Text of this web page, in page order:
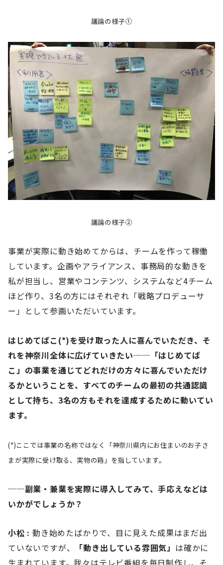
議論の様子①
議論の様子②
事業が実際に動き始めてからは、チームを作って稼働
しています。企画やアライアンス、事務局的な動きを
私が担当し、営業やコンテンツ、システムなど4チーム
ほど作り、3名の方にはそれぞれ「戦略プロデューサ
ー」として参画いただいています。
はじめてばこ(*)を受け取った人に喜んでいただき、そ
れを神奈川全体に広げていきたい──「はじめてば
こ」の事業を通じてどれだけの方々に喜んでいただけ
るかということを、すべてのチームの最初の共通認識
として持ち、3名の方もそれを達成するために動いてい
ます。
(*)ここでは事業の名称ではなく「神奈川県内にお住まいのお子さ
まが実際に受け取る、実物の箱」を指しています。
──副業・兼業を実際に導入してみて、手応えなどは
いかがでしょうか？
小松 : 動き始めたばかりで、目に見えた成果はまだ出
ていないですが、
「動き出している雰囲気」 は確かに